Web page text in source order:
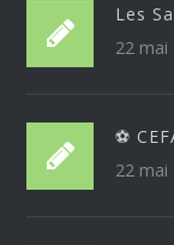
Les
22 mai
⚽
22 mai